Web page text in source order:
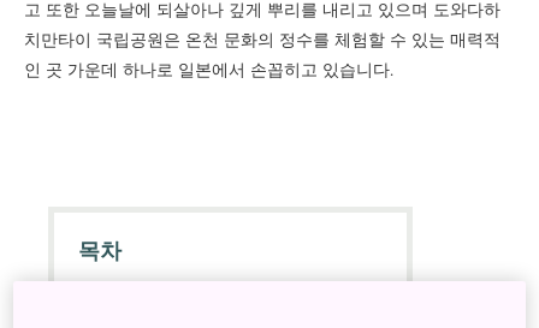
고 또한 오늘날에 되살아나 깊게 뿌리를 내리고 있으며 도와다하
치만타이 국립공원은 온천 문화의 정수를 체험할 수 있는 매력적
인 곳 가운데 하나로 일본에서 손꼽히고 있습니다.
목차